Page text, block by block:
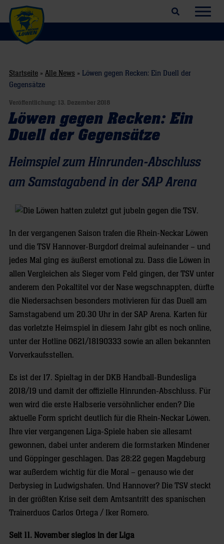
Suchfeld öffnen
Startseite » Alle News » Löwen gegen Recken: Ein Duell der
Gegensätze
Veröffentlichung: 13. Dezember 2018
Löwen gegen Recken: Ein
Duell der Gegensätze
Heimspiel zum Hinrunden-Abschluss
am Samstagabend in der SAP Arena
In der vergangenen Saison trafen die Rhein-Neckar Löwen
und die TSV Hannover-Burgdorf dreimal aufeinander – und
jedes Mal ging es äußerst emotional zu. Dass die Löwen in
allen Vergleichen als Sieger vom Feld gingen, der TSV unter
anderem den Pokaltitel vor der Nase wegschnappten, dürfte
die Niedersachsen besonders motivieren für das Duell am
Samstagabend um 20.30 Uhr in der SAP Arena. Karten für
das vorletzte Heimspiel in diesem Jahr gibt es noch online,
unter der Hotline 0621/18190333 sowie an allen bekannten
Vorverkaufsstellen.
Es ist der 17. Spieltag in der DKB Handball-Bundesliga
2018/19 und damit der offizielle Hinrunden-Abschluss. Für
wen wird die erste Halbserie versöhnlicher enden? Die
aktuelle Form spricht deutlich für die Rhein-Neckar Löwen.
Ihre vier vergangenen Liga-Spiele haben sie allesamt
gewonnen, dabei unter anderem die formstarken Mindener
und Göppinger geschlagen. Das 28:22 gegen Magdeburg
war außerdem wichtig für die Moral – genauso wie der
Derbysieg in Ludwigshafen. Und Hannover? Die TSV steckt
in der größten Krise seit dem Amtsantritt des spanischen
Trainerduos Carlos Ortega / Iker Romero.
Seit 11. November sieglos in der Liga